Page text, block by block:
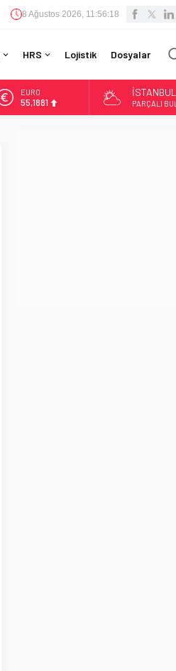
8 Ağustos 2026, 11:56:18
HRS Lojistik Dosyalar
EURO
55,1881
İSTANBUL
PARÇALI